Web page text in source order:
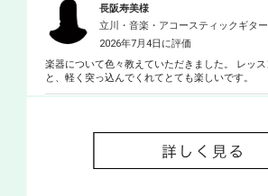
長阪寿美様
立川・音楽・アコースティックギター
2026年7月4日に評価
楽器について色々教えていただきました。 レッスン中は指を間違える
と、軽く突っ込んでくれてとても楽しいです。